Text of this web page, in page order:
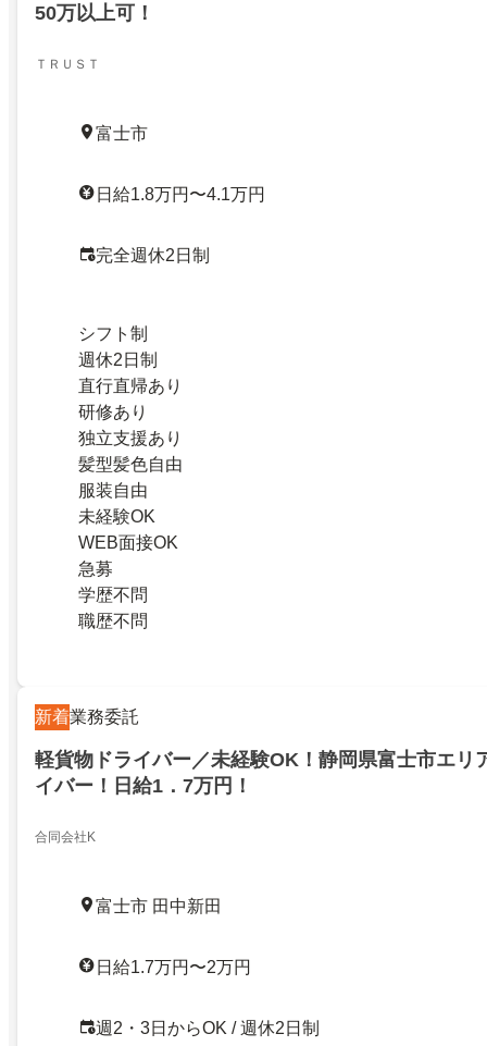
50万以上可！
ＴＲＵＳＴ
富士市
日給1.8万円〜4.1万円
完全週休2日制
シフト制
週休2日制
直行直帰あり
研修あり
独立支援あり
髪型髪色自由
服装自由
未経験OK
WEB面接OK
急募
学歴不問
職歴不問
新着業務委託
軽貨物ドライバー／未経験OK！静岡県富士市エリ
イバー！日給1．7万円！
合同会社K
富士市 田中新田
日給1.7万円〜2万円
週2・3日からOK / 週休2日制